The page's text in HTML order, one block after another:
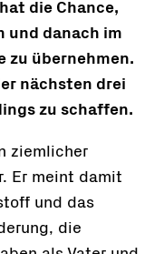
die Chance,
und danach im
zu übernehmen.
nächsten drei
zu schaffen.
ziemlicher
Er meint damit
und das
die